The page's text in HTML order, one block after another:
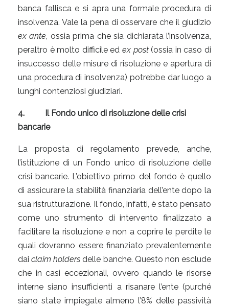
banca fallisca e si apra una formale procedura di
insolvenza. Vale la pena di osservare che il giudizio
ex ante , ossia prima che sia dichiarata l’insolvenza,
peraltro è molto difficile ed ex post(ossia in caso di
insuccesso delle misure di risoluzione e apertura di
una procedura di insolvenza) potrebbe dar luogo a
lunghi contenziosi giudiziari.
4.
Il Fondo unico di risoluzione delle crisi
bancarie
La proposta di regolamento prevede, anche,
l’istituzione di un Fondo unico di risoluzione delle
crisi bancarie. L’obiettivo primo del fondo è quello
di assicurare la stabilità finanziaria dell’ente dopo la
sua ristrutturazione. Il fondo, infatti, è stato pensato
come uno strumento di intervento finalizzato a
facilitare la risoluzione e non a coprire le perdite le
quali dovranno essere finanziato prevalentemente
daiclaim holders delle banche. Questo non esclude
che in casi eccezionali, ovvero quando le risorse
interne siano insufficienti a risanare l’ente (purché
siano state impiegate almeno l’8% delle passività